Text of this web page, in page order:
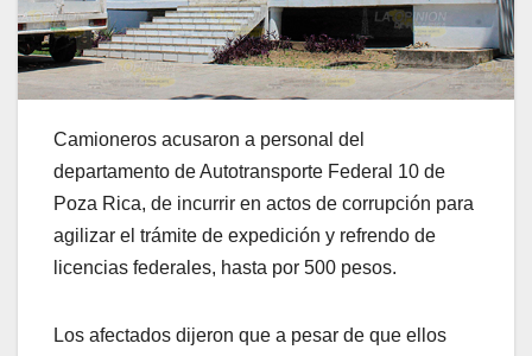
Camioneros acusaron a personal del
departamento de Autotransporte Federal 10 de
Poza Rica, de incurrir en actos de corrupción para
agilizar el trámite de expedición y refrendo de
licencias federales, hasta por 500 pesos.
Los afectados dijeron que a pesar de que ellos